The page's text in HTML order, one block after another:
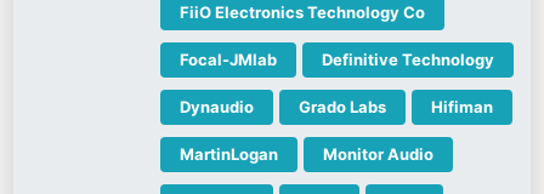
FiiO Electronics Technology Co
Focal-JMlab Definitive Technology
Dynaudio Grado Labs Hifiman
MartinLogan Monitor Audio